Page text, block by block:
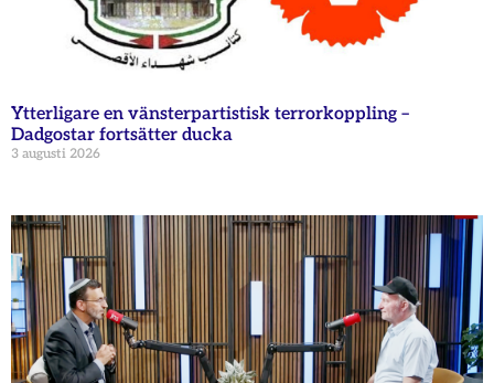
Ytterligare en vänsterpartistisk terrorkoppling –
Dadgostar fortsätter ducka
3 augusti 2026